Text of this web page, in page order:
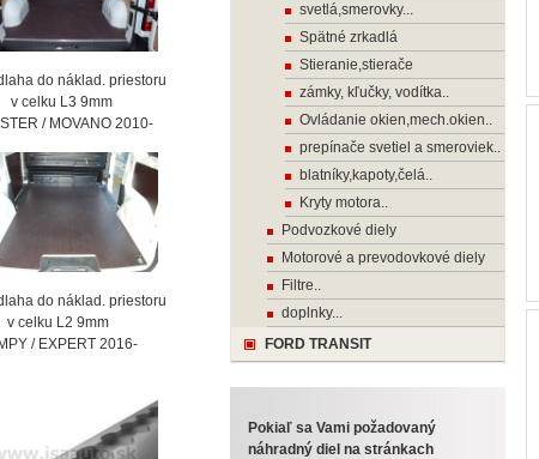
svetlá,smerovky...
Spätné zrkadlá
Stieranie,stierače
zámky, kľučky, vodítka..
Ovládanie okien,mech.okien..
prepínače svetiel a smeroviek..
blatníky,kapoty,čelá..
Kryty motora..
Podvozkové diely
Motorové a prevodovkové diely
Filtre..
doplnky...
FORD TRANSIT
Pokiaľ sa Vami požadovaný
náhradný diel na stránkach
do náklad. priestoru
L3 9mm
/ MOVANO 2010-
do náklad. priestoru
L2 9mm
/ EXPERT 2016-